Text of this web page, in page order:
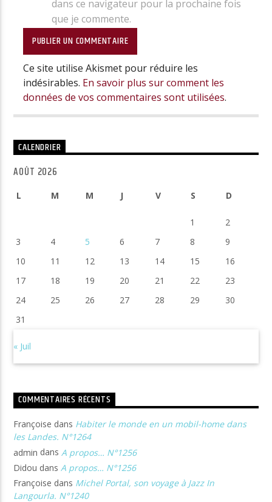
dans ce navigateur pour la prochaine fois
que je commente.
Ce site utilise Akismet pour réduire les
indésirables. En savoir plus sur comment les
données de vos commentaires sont utilisées.
CALENDRIER
AOÛT 2026
L M M J V S D
1
2
3
4 5 6 7 8
9
10
11 12 13 14 15
16
17
18 19 20 21 22
23
24
25 26 27 28 29
30
31
« Juil
COMMENTAIRES RÉCENTS
Françoise dans Habiter le monde en un mobil-home dans
les Landes. N°1264
admin dans A propos… N°1256
Didou dans A propos… N°1256
Françoise dans Michel Portal, son voyage à Jazz In
Langourla. N°1240